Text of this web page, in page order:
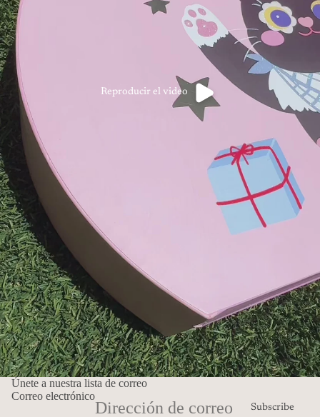
Reproducir el video
Únete a nuestra lista de correo
Correo electrónico
Subscribe